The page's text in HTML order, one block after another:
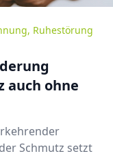
, Ruhestörung
auch ohne
Schmutz setzt